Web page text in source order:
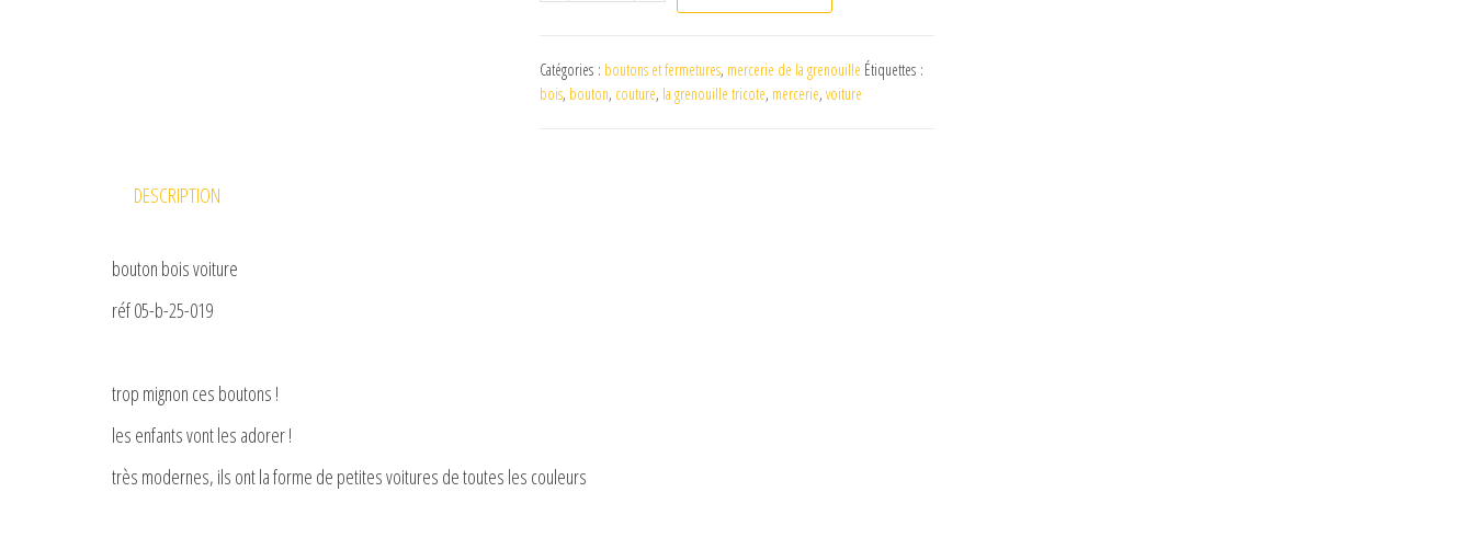
Catégories : boutons et fermetures, mercerie de la grenouille Étiquettes :
bois, bouton, couture, la grenouille tricote, mercerie, voiture
DESCRIPTION
bouton bois voiture
réf 05-b-25-019
trop mignon ces boutons !
les enfants vont les adorer !
très modernes, ils ont la forme de petites voitures de toutes les couleurs